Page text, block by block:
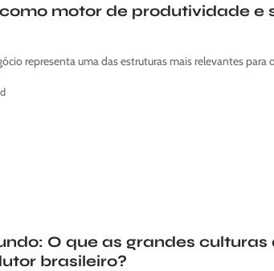
motor de produtividade e
representa uma das estruturas mais relevantes para
O que as grandes
brasileiro?